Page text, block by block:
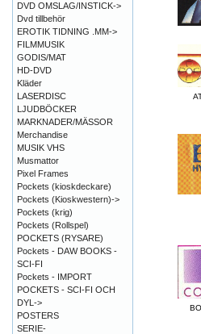
DVD OMSLAG/INSTICK->
Dvd tillbehör
EROTIK TIDNING .MM->
FILMMUSIK
GODIS/MAT
HD-DVD
Kläder
LASERDISC
LJUDBÖCKER
MARKNADER/MÄSSOR
Merchandise
MUSIK VHS
Musmattor
Pixel Frames
Pockets (kioskdeckare)
Pockets (Kioskwestern)->
Pockets (krig)
Pockets (Rollspel)
POCKETS (RYSARE)
Pockets - DAW BOOKS -
SCI-FI
Pockets - IMPORT
POCKETS - SCI-FI OCH
DYL->
POSTERS
SERIE-